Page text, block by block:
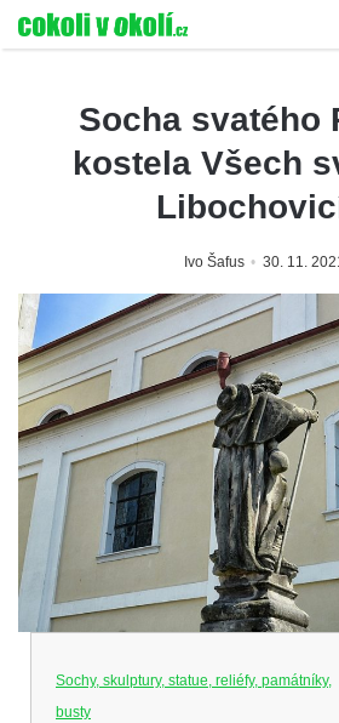
Socha svatého
kostela Všech
Ivo Šafus 30. 11.
Sochy, skulptury, statue, reliéfy, památníky,
busty